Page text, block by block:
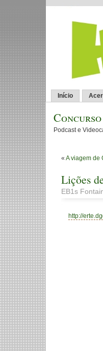
Início
Podcast e
« A viagem de
Lições
EB1s
http://